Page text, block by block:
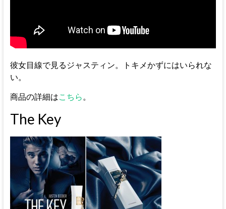
彼女目線で見るジャスティン。トキメかずにはいられな
い。
商品の詳細は こちら
The Key